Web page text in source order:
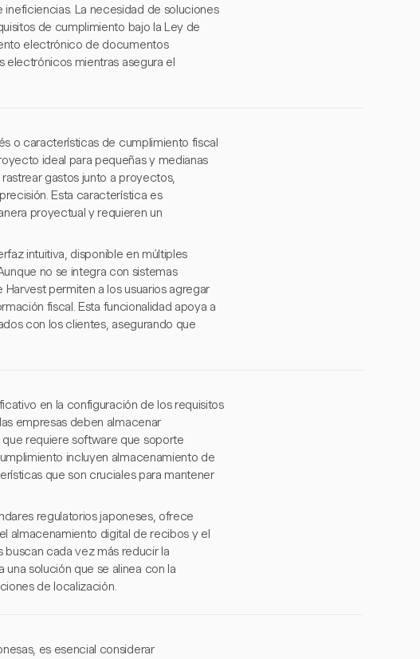
La necesidad de soluciones
de cumplimiento bajo la Ley de
electrónico de documentos
electrónicos mientras asegura el
o características de cumplimiento fiscal
ideal para pequeñas y medianas
gastos junto a proyectos,
Esta característica es
proyectual y requieren un
intuitiva, disponible en múltiples
no se integra con sistemas
permiten a los usuarios agregar
fiscal. Esta funcionalidad apoya a
con los clientes, asegurando que
en la configuración de los requisitos
empresas deben almacenar
requiere software que soporte
incluyen almacenamiento de
que son cruciales para mantener
regulatorios japoneses, ofrece
almacenamiento digital de recibos y el
cada vez más reducir la
solución que se alinea con la
de localización.
es esencial considerar